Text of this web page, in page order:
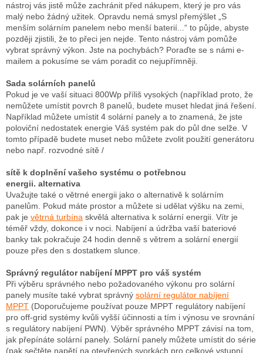
nástroj vás jistě může zachránit před nákupem, který je pro vás
malý nebo žádný užitek. Opravdu nemá smysl přemýšlet „S
menším solárním panelem nebo menší baterií...“ to půjde, abyste
později zjistili, že to přeci jen nejde. Tento nástroj vám pomůže
vybrat správný výkon. Jste na pochybách? Poraďte se s námi e-
mailem a pokusíme se vám poradit co nejupřímněji.
Sada solárních panelů
Pokud je ve vaší situaci 800Wp příliš vysokých (například proto, že
nemůžete umístit povrch 8 panelů, budete muset hledat jiná řešení.
Například můžete umístit 4 solární panely a to znamená, že jste
poloviční nedostatek energie Váš systém pak do půl dne selže. V
tomto případě budete muset nebo můžete zvolit použití generátoru
nebo např. rozvodné sítě /
sítě k doplnění vašeho systému o potřebnou
energii. alternativa
Uvažujte také o větrné energii jako o alternativě k solárním
panelům. Pokud máte prostor a můžete si udělat výšku na zemi,
pak je větrná turbína skvělá alternativa k solární energii. Vítr je
téměř vždy, dokonce i v noci. Nabíjení a údržba vaší bateriové
banky tak pokračuje 24 hodin denně s větrem a solární energií
pouze přes den s dostatkem slunce.
Správný regulátor nabíjení MPPT pro váš systém
Při výběru správného nebo požadovaného výkonu pro solární
panely musíte také vybrat správný solární regulátor nabíjení
MPPT (Doporučujeme používat pouze MPPT regulátory nabíjení
pro off-grid systémy kvůli vyšší účinnosti a tím i výnosu ve srovnání
s regulátory nabíjení PWN). Výběr správného MPPT závisí na tom,
jak přepínáte solární panely. Solární panely můžete umístit do série
(pak sečtěte napětí na otevřených svorkách pro celkové vstupní